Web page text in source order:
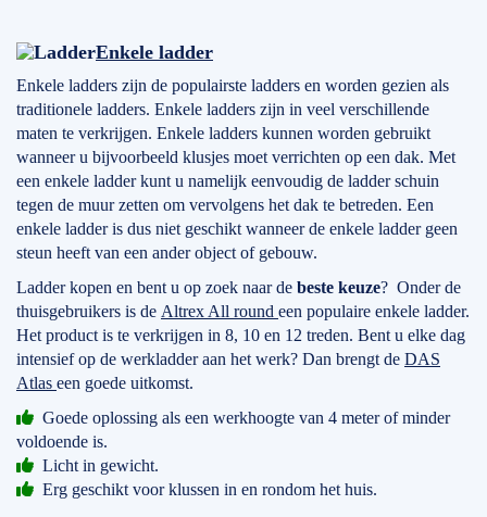
Enkele ladder
Enkele ladders zijn de populairste ladders en worden gezien als
traditionele ladders. Enkele ladders zijn in veel verschillende
maten te verkrijgen. Enkele ladders kunnen worden gebruikt
wanneer u bijvoorbeeld klusjes moet verrichten op een dak. Met
een enkele ladder kunt u namelijk eenvoudig de ladder schuin
tegen de muur zetten om vervolgens het dak te betreden. Een
enkele ladder is dus niet geschikt wanneer de enkele ladder geen
steun heeft van een ander object of gebouw.
Ladder kopen en bent u op zoek naar de beste keuze? Onder de
thuisgebruikers is de Altrex All round een populaire enkele ladder.
Het product is te verkrijgen in 8, 10 en 12 treden. Bent u elke dag
intensief op de werkladder aan het werk? Dan brengt de DAS
Atlas een goede uitkomst.
Goede oplossing als een werkhoogte van 4 meter of minder
voldoende is.
Licht in gewicht.
Erg geschikt voor klussen in en rondom het huis.